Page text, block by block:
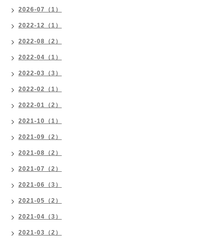
2026-07（1）
2022-12（1）
2022-08（2）
2022-04（1）
2022-03（3）
2022-02（1）
2022-01（2）
2021-10（1）
2021-09（2）
2021-08（2）
2021-07（2）
2021-06（3）
2021-05（2）
2021-04（3）
2021-03（2）